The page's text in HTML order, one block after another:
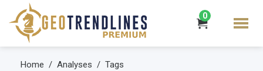
0
Home Analyses Tags